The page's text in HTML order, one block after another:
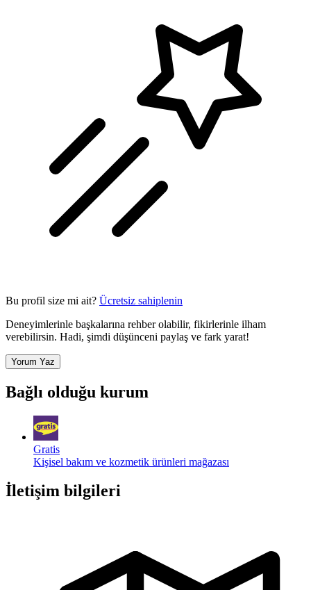
Bu profil size mi ait? Ücretsiz sahiplenin
Deneyimlerinle başkalarına rehber olabilir, fikirlerinle ilham
verebilirsin. Hadi, şimdi düşünceni paylaş ve fark yarat!
Yorum Yaz
Bağlı olduğu kurum
Gratis
Kişisel bakım ve kozmetik ürünleri mağazası
İletişim bilgileri